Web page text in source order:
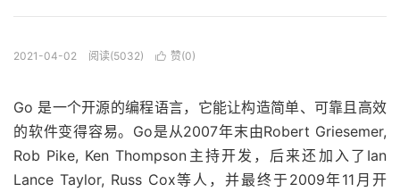
2021-04-02 阅读(5032)  赞(0)
Go 是一个开源的编程语言，它能让构造简单、可靠且高效
的软件变得容易。Go是从2007年末由Robert Griesemer,
Rob Pike, Ken Thompson主持开发，后来还加入了Ian
Lance Taylor, Russ Cox等人，并最终于2009年11月开